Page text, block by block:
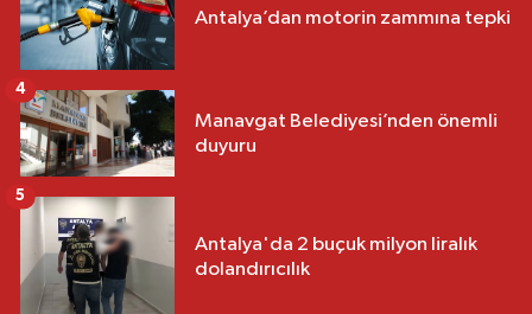
Antalya’dan motorin zammına tepki
Manavgat Belediyesi’nden önemli
duyuru
4
Antalya'da 2 buçuk milyon liralık
dolandırıcılık
5